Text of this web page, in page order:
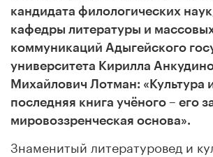
кандидата филологических
кафедры литературы и
коммуникаций Адыгейского
университета Кирилла
Михайлович Лотман: «Культура
последняя книга учёного – его
мировоззренческая основа».
Знаменитый литературовед и